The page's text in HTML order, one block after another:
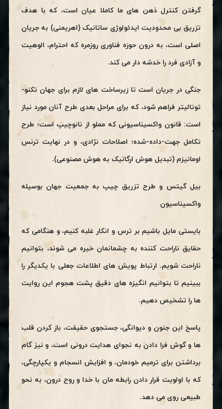
گرفتن کنترل ذهن های ما کاملا عیان است، که با هدف
تزریق بی محدودیت ایدئولوژی ساتانیک (اهریمنی) به جریان
اصلی است، به درون حوزه فناوری روزمره که احترام، الوهیت
و آزادی فرد را خدشه دار می کند.
جنگی در جریان است تا زیرساخت های لازم برای جهان تکنو-
توتالیتر فراهم شود، که برای مراحل بعدی طرح آنان مورد نیاز
است: قانون واکسیناسیونی که مملو از نانوچیپ است؛ طرح
تکامل جهت-داده-شده؛ اصلاحات نژادی، و در نهایت ترنس
اومانیزم (تبدیل هوش ارگانیک به هوش مصنوعی).
بیل گیتس و طرح تزریق چیپ به جمعیت جهان بوسیله
واکسیناسیون
بایستی مایل باشیم بر ترس و انکار غلبه کنیم، و هنگامی که
حقایق ناراحت کننده به چشمانمان خیره می شوند، بتوانیم
ناراحت شویم. ارتباط پویش های اطلاعات جعلی با یکدیگر را
ببینیم تا بتوانیم انگیزه های دقیق پشت هجوم این روایت
ها را تشخیص دهیم.
پاسخ این جنون و دیوانگی، جستجوی حقیقت، باز کردن قلب
ها و گوش فرا دادن به نجوای هدایت درونی است، و نیز گام
برداشتن برای ترمیم خودمان، و افزایش انسجام و یکپارچگی،
که با اولویت قرار دادن رابطه مان با خدا و روح درون، به نحو
طبیعی روی می دهد.